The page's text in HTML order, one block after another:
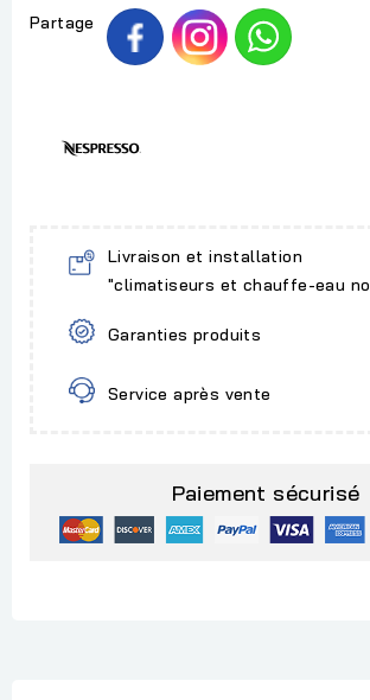
Partage
Livraison et installation
"climatiseurs et chauffe-eau
Garanties produits
Service après vente
Paiement sécurisé